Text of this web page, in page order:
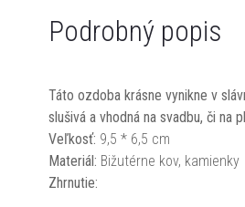
Podrobný popis
Táto ozdoba krásne vynikne v
slušivá a vhodná na svadbu, či na
Veľkosť: 9,5 * 6,5 cm
Materiál: Bižutérne kov, kamienky
Zhrnutie: